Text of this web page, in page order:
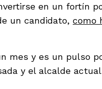
en un fortín
un candidato, como
mes y es un pulso
y el alcalde